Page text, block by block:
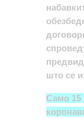
предвид
што се
Само 15